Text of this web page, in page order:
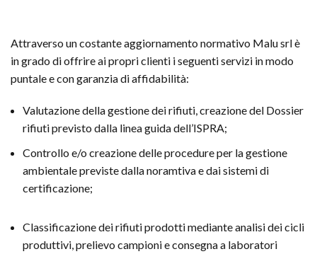
Attraverso un costante aggiornamento normativo Malu srl è
in grado di offrire ai propri clienti i seguenti servizi in modo
puntale e con garanzia di affidabilità:
Valutazione della gestione dei rifiuti, creazione del Dossier
rifiuti previsto dalla linea guida dell’ISPRA;
Controllo e/o creazione delle procedure per la gestione
ambientale previste dalla noramtiva e dai sistemi di
certificazione;
Classificazione dei rifiuti prodotti mediante analisi dei cicli
produttivi, prelievo campioni e consegna a laboratori